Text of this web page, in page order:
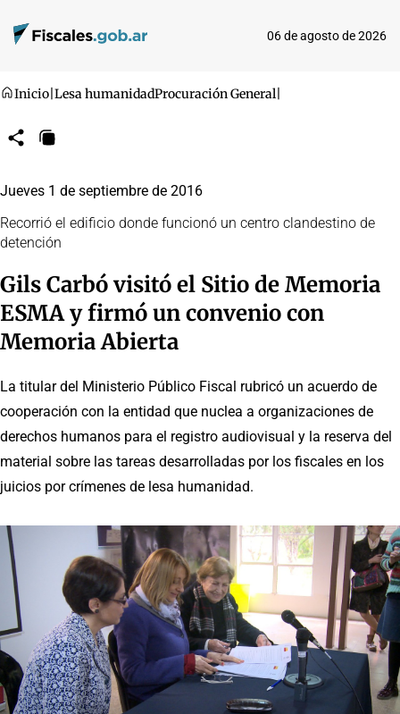
06 de agosto de 2026
Inicio Lesa humanidadProcuración General
CompartirCopiar
Jueves 1 de septiembre de 2016
Recorrió el edificio donde funcionó un centro clandestino de
detención
Gils Carbó visitó el Sitio de Memoria
ESMA y firmó un convenio con
Memoria Abierta
La titular del Ministerio Público Fiscal rubricó un acuerdo de
cooperación con la entidad que nuclea a organizaciones de
derechos humanos para el registro audiovisual y la reserva del
material sobre las tareas desarrolladas por los fiscales en los
juicios por crímenes de lesa humanidad.